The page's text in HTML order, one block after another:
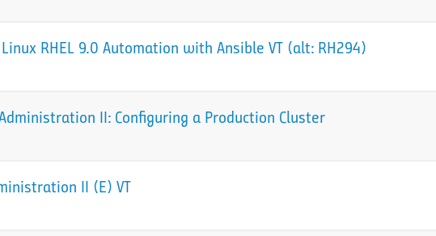
RHEL 9.0 Automation with Ansible VT (alt: RH294)
II: Configuring a Production Cluster
II (E) VT